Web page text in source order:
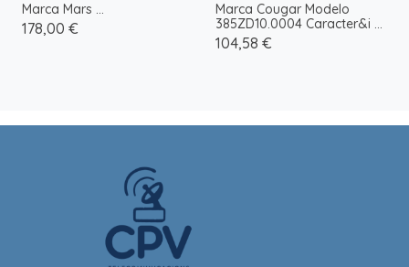
Marca Mars ...
178,00 €
Marca Cougar Modelo
385ZD10.0004 Caracter&i ...
104,58 €